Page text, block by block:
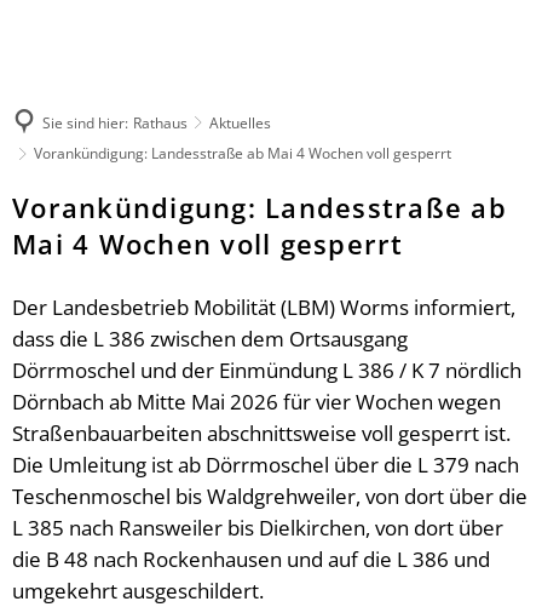
Unsere Verbandsgemeinde
Unsere Ortsgemeinden
Natur-Erlebnisbad
Verbandsgemeindewerke
Bildung
Vereine
Sprechtage der Deutschen
Feuerwehren
Umwelt, Planen, Bauen
Mobilität (ÖPNV)
Links mit Bezug zur jüdischen
Bürgerbus
Aktuelles
Was erledige ich wo?
Finanzen & Satzungen
Notfallvorsorge
Öffentliche Bekanntmachungen
Ausschreibungen
Termine für das Bürgerbüro
Organigramm
Fundbüro
Sehenswürdigkeiten
Gästeführungen
Übernachten
Gastronomie
Regionale Produkte
Sie sind hier: Rathaus
Aktuelles
Vorankündigung: Landesstraße ab Mai 4 Wochen voll gesperrt
Vorankündigung: Landesstraße ab
Mai 4 Wochen voll gesperrt
Der Landesbetrieb Mobilität (LBM) Worms informiert,
dass die L 386 zwischen dem Ortsausgang
Dörrmoschel und der Einmündung L 386 / K 7 nördlich
Dörnbach ab Mitte Mai 2026 für vier Wochen wegen
Straßenbauarbeiten abschnittsweise voll gesperrt ist.
Die Umleitung ist ab Dörrmoschel über die L 379 nach
Teschenmoschel bis Waldgrehweiler, von dort über die
L 385 nach Ransweiler bis Dielkirchen, von dort über
die B 48 nach Rockenhausen und auf die L 386 und
umgekehrt ausgeschildert.